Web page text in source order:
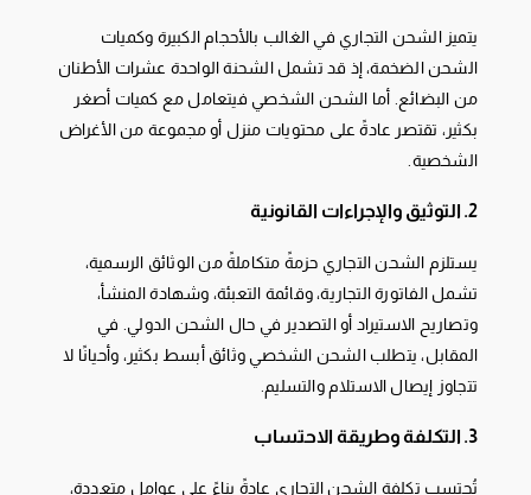
يتميز الشحن التجاري في الغالب بالأحجام الكبيرة وكميات
الشحن الضخمة، إذ قد تشمل الشحنة الواحدة عشرات الأطنان
من البضائع. أما الشحن الشخصي فيتعامل مع كميات أصغر
بكثير، تقتصر عادةً على محتويات منزل أو مجموعة من الأغراض
الشخصية.
2. التوثيق والإجراءات القانونية
يستلزم الشحن التجاري حزمةً متكاملةً من الوثائق الرسمية،
تشمل الفاتورة التجارية، وقائمة التعبئة، وشهادة المنشأ،
وتصاريح الاستيراد أو التصدير في حال الشحن الدولي. في
المقابل، يتطلب الشحن الشخصي وثائق أبسط بكثير، وأحيانًا لا
تتجاوز إيصال الاستلام والتسليم.
3. التكلفة وطريقة الاحتساب
تُحتسب تكلفة الشحن التجاري عادةً بناءً على عوامل متعددة،